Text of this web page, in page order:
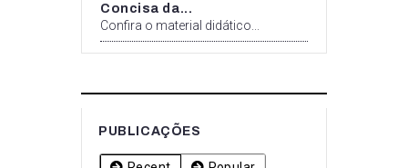
Concisa da...
Confira o material didático...
PUBLICAÇÕES